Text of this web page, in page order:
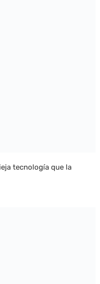
tecnología que la